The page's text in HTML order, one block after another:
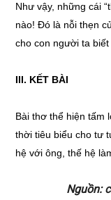
Như vậy, những cái
nào! Đó là nỗi thẹn
cho con người ta
III. KẾT BÀI
Bài thơ thể hiện tấm
thời tiêu biểu cho tư
hệ với ông, thế hệ
Nguồn: